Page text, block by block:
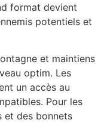
format devient
potentiels et
et maintiens
optim. Les
un accès au
Pour les
et des bonnets